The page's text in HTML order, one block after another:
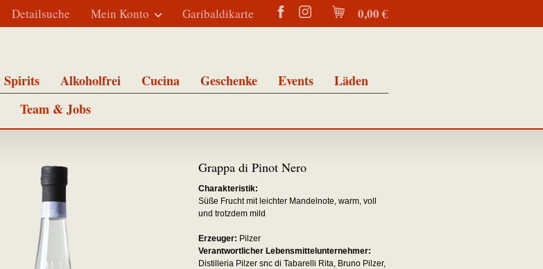
0,00 €
Garibaldikarte
Mein Konto
Detailsuche
Spirits Alkoholfrei Cucina Geschenke Events
Läden
Team & Jobs
Grappa di Pinot Nero
Charakteristik:
Süße Frucht mit leichter Mandelnote, warm, voll
und trotzdem mild
Erzeuger: Pilzer
Verantwortlicher Lebensmittelunternehmer:
Distilleria Pilzer snc di Tabarelli Rita, Bruno Pilzer,